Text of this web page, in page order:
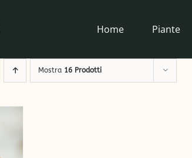
Home Piante
Mostra 16 Prodotti